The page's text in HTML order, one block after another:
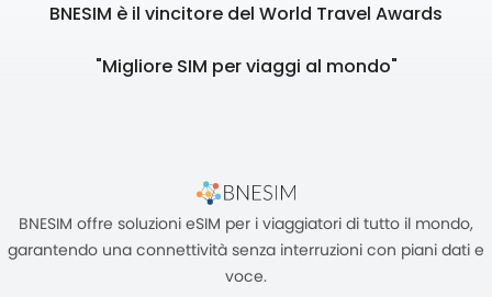
BNESIM è il vincitore del World Travel Awards
"Migliore SIM per viaggi al mondo"
BNESIM offre soluzioni eSIM per i viaggiatori di tutto il mondo,
garantendo una connettività senza interruzioni con piani dati e
voce.